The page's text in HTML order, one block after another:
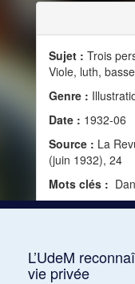
Sujet : Trois
Viole, luth,
Genre :
Date : 1932-06
Source : La
(juin 1932), 24
Mots clés :
L’UdeM
vie privée